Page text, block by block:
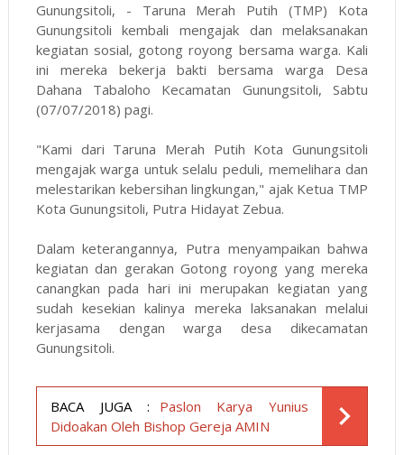
Gunungsitoli, - Taruna Merah Putih (TMP) Kota
Gunungsitoli kembali mengajak dan melaksanakan
kegiatan sosial, gotong royong bersama warga. Kali
ini mereka bekerja bakti bersama warga Desa
Dahana Tabaloho Kecamatan Gunungsitoli, Sabtu
(07/07/2018) pagi.
"Kami dari Taruna Merah Putih Kota Gunungsitoli
mengajak warga untuk selalu peduli, memelihara dan
melestarikan kebersihan lingkungan," ajak Ketua TMP
Kota Gunungsitoli, Putra Hidayat Zebua.
Dalam keterangannya, Putra menyampaikan bahwa
kegiatan dan gerakan Gotong royong yang mereka
canangkan pada hari ini merupakan kegiatan yang
sudah kesekian kalinya mereka laksanakan melalui
kerjasama dengan warga desa dikecamatan
Gunungsitoli.
BACA JUGA :
Paslon Karya Yunius
Didoakan Oleh Bishop Gereja AMIN